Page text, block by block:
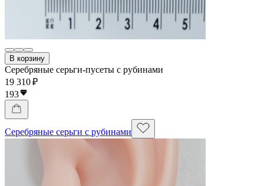
В корзину
Серебряные серьги-пусеты с рубинами
19 310 ₽
193
Серебряные серьги с рубинами